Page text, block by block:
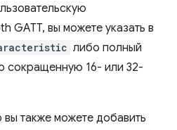
GATT, вы можете указать в
либо полный
сокращенную 16- или 32-
также можете добавить